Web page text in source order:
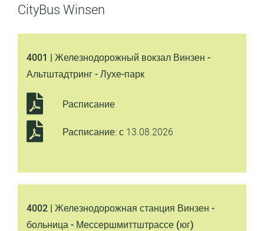
CityBus Winsen
4001 | Железнодорожный вокзал Винзен -
Альтштадтринг - Лухе-парк
Расписание
Расписание: с 13.08.2026
4002 | Железнодорожная станция Винзен -
больница - Мессершмиттштрассе (юг)